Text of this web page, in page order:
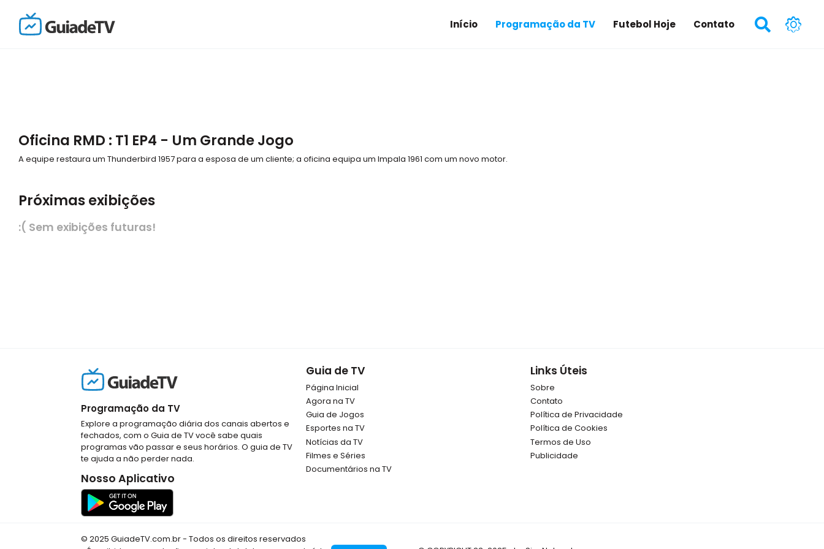
Início Programação da TV Futebol Hoje Contato
Oficina RMD : T1 EP4 - Um Grande Jogo
A equipe restaura um Thunderbird 1957 para a esposa de um cliente; a oficina equipa um Impala 1961 com um novo motor.
Próximas exibições
:( Sem exibições futuras!
Programação da TV
Explore a programação diária dos canais abertos e
fechados, com o Guia de TV você sabe quais
programas vão passar e seus horários. O guia de TV
te ajuda a não perder nada.
Nosso Aplicativo
Guia de TV
Página Inicial
Agora na TV
Guia de Jogos
Esportes na TV
Notícias da TV
Filmes e Séries
Documentários na TV
Links Úteis
Sobre
Contato
Política de Privacidade
Política de Cookies
Termos de Uso
Publicidade
© 2025 GuiadeTV.com.br - Todos os direitos reservados